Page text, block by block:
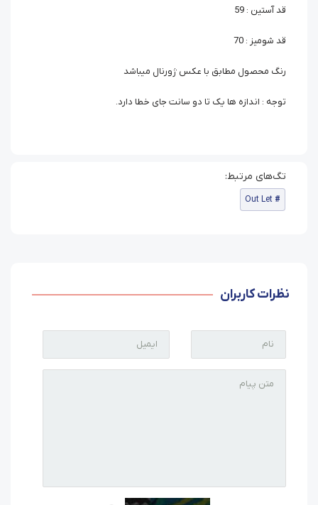
قد آستین : 59
قد شومیز : 70
رنگ محصول مطابق با عکس ژورنال میباشد
توجه : اندازه ها یک تا دو سانت جای خطا دارد.
Out Let
نظرات کاربران